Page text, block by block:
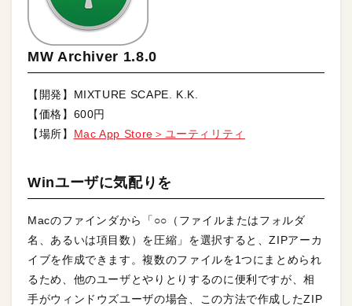
MW Archiver 1.8.0
【開発】MIXTURE SCAPE. K.K.
【価格】600円
【場所】 Mac App Store＞ユーティリティ
Winユーザに気配りを
Macのファインダから「○○（ファイルまたはフォルダ
名、あるいは項目数）を圧縮」を選択すると、ZIPアーカ
イブを作成できます。複数のファイルを1つにまとめられ
るため、他のユーザとやりとりするのに便利ですが、相
手がウィンドウズユーザの場合、この方法で作成したZIP